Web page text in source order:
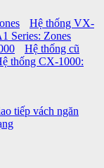
Hệ thống VX-
Series: Zones
Hệ thống cũ
thống CX-1000:
tiếp vách ngăn